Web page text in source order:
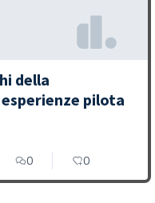
della
pilota
0 0